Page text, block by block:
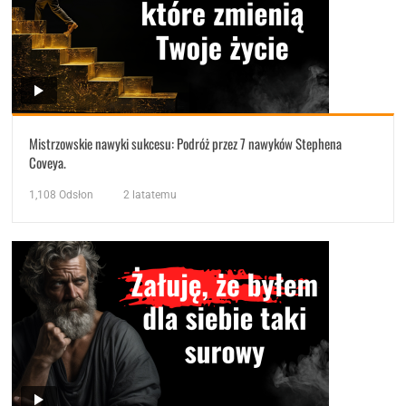
Mistrzowskie nawyki sukcesu: Podróż przez 7 nawyków Stephena
Coveya.
1,108 Odsłon 2 latatemu